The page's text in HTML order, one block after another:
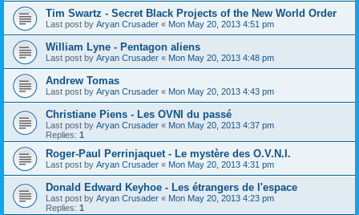
Tim Swartz - Secret Black Projects of the New World Order
Last post by Aryan Crusader « Mon May 20, 2013 4:51 pm
William Lyne - Pentagon aliens
Last post by Aryan Crusader « Mon May 20, 2013 4:48 pm
Andrew Tomas
Last post by Aryan Crusader « Mon May 20, 2013 4:43 pm
Christiane Piens - Les OVNI du passé
Last post by Aryan Crusader « Mon May 20, 2013 4:37 pm
Replies: 1
Roger-Paul Perrinjaquet - Le mystère des O.V.N.I.
Last post by Aryan Crusader « Mon May 20, 2013 4:31 pm
Donald Edward Keyhoe - Les étrangers de l'espace
Last post by Aryan Crusader « Mon May 20, 2013 4:23 pm
Replies: 1